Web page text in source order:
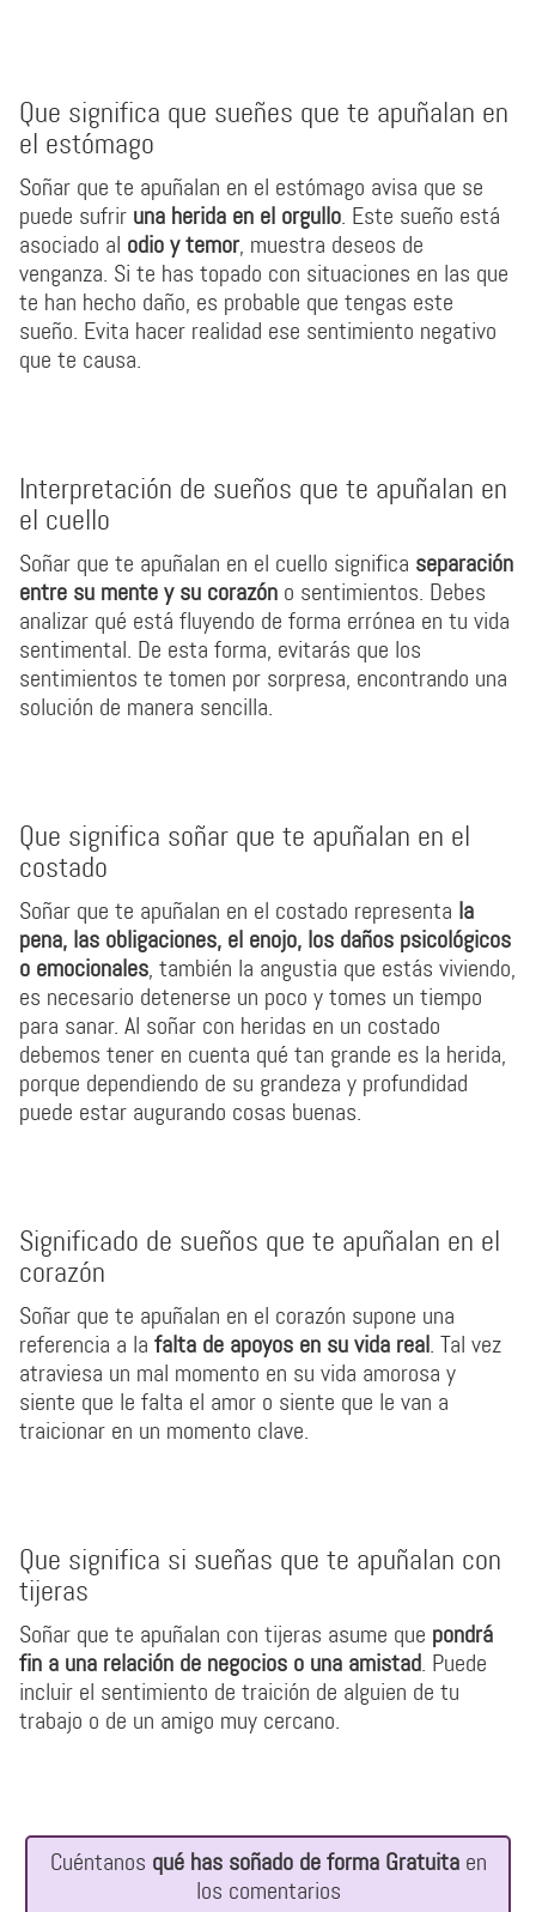
Que significa que sueñes que te apuñalan en
el estómago
Soñar que te apuñalan en el estómago avisa que se
puede sufrir una herida en el orgullo. Este sueño está
asociado al odio y temor, muestra deseos de
venganza. Si te has topado con situaciones en las que
te han hecho daño, es probable que tengas este
sueño. Evita hacer realidad ese sentimiento negativo
que te causa.
Interpretación de sueños que te apuñalan en
el cuello
Soñar que te apuñalan en el cuello significa separación
entre su mente y su corazón o sentimientos. Debes
analizar qué está fluyendo de forma errónea en tu vida
sentimental. De esta forma, evitarás que los
sentimientos te tomen por sorpresa, encontrando una
solución de manera sencilla.
Que significa soñar que te apuñalan en el
costado
Soñar que te apuñalan en el costado representa la
pena, las obligaciones, el enojo, los daños psicológicos
o emocionales, también la angustia que estás viviendo,
es necesario detenerse un poco y tomes un tiempo
para sanar. Al soñar con heridas en un costado
debemos tener en cuenta qué tan grande es la herida,
porque dependiendo de su grandeza y profundidad
puede estar augurando cosas buenas.
Significado de sueños que te apuñalan en el
corazón
Soñar que te apuñalan en el corazón supone una
referencia a la falta de apoyos en su vida real. Tal vez
atraviesa un mal momento en su vida amorosa y
siente que le falta el amor o siente que le van a
traicionar en un momento clave.
Que significa si sueñas que te apuñalan con
tijeras
Soñar que te apuñalan con tijeras asume que pondrá
fin a una relación de negocios o una amistad. Puede
incluir el sentimiento de traición de alguien de tu
trabajo o de un amigo muy cercano.
Cuéntanos qué has soñado de forma Gratuitaen
los comentarios